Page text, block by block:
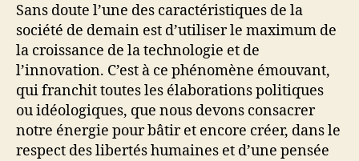
Sans doute l’une des caractéristiques de la
société de demain est d’utiliser le maximum de
la croissance de la technologie et de
l’innovation. C’est à ce phénomène émouvant,
qui franchit toutes les élaborations politiques
ou idéologiques, que nous devons consacrer
notre énergie pour bâtir et encore créer, dans le
respect des libertés humaines et d’une pensée